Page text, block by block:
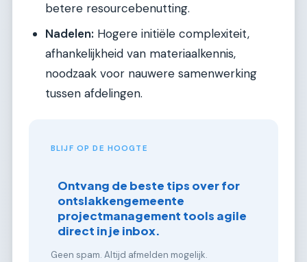
betere resourcebenutting.
Nadelen: Hogere initiële complexiteit,
afhankelijkheid van materiaalkennis,
noodzaak voor nauwere samenwerking
tussen afdelingen.
BLIJF OP DE HOOGTE
Ontvang de beste tips over for
ontslakkengemeente
projectmanagement tools agile
direct in je inbox.
Geen spam. Altijd afmelden mogelijk.